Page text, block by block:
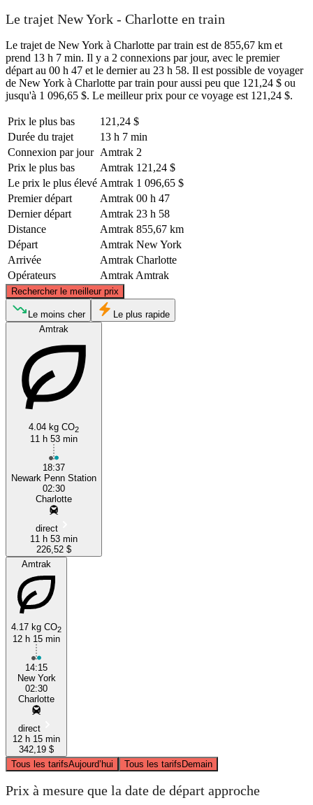
Le trajet New York - Charlotte en train
Le trajet de New York à Charlotte par train est de 855,67 km et
prend 13 h 7 min. Il y a 2 connexions par jour, avec le premier
départ au 00 h 47 et le dernier au 23 h 58. Il est possible de voyager
de New York à Charlotte par train pour aussi peu que 121,24 $ ou
jusqu'à 1 096,65 $. Le meilleur prix pour ce voyage est 121,24 $.
Prix ​​le plus bas
121,24 $
Durée du trajet
13 h 7 min
Connexion par jour Amtrak 2
Prix ​​le plus bas
Amtrak 121,24 $
Le prix le plus élevé Amtrak 1 096,65 $
Premier départ
Amtrak 00 h 47
Dernier départ
Amtrak 23 h 58
Distance
Amtrak 855,67 km
Départ
Amtrak New York
Arrivée
Amtrak Charlotte
Opérateurs
Amtrak Amtrak
Rechercher le meilleur prix
©CARTO
Le moins cher
Le plus rapide
Amtrak
4.04 kg CO2
11 h 53 min
18:37
Newark Penn Station
02:30
Charlotte
direct
11 h 53 min
226,52 $
Amtrak
4.17 kg CO2
12 h 15 min
14:15
New York
02:30
Charlotte
direct
12 h 15 min
342,19 $
Tous les tarifsAujourd’hui Tous les tarifsDemain
Prix à mesure que la date de départ approche